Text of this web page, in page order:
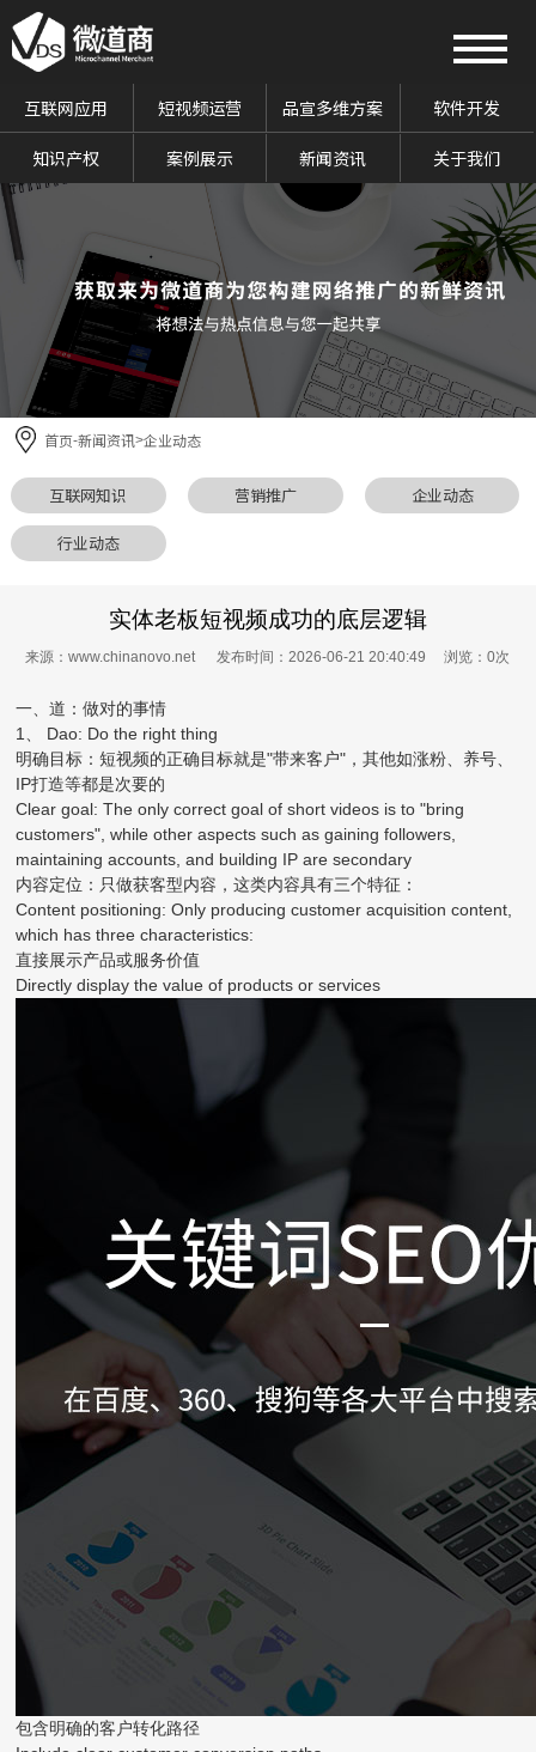
互联网应用 短视频运营 品宣多维方案 软件开发
知识产权 案例展示 新闻资讯 关于我们
首页-新闻资讯>企业动态
互联网知识 营销推广 企业动态
行业动态
实体老板短视频成功的底层逻辑
来源：www.chinanovo.net 发布时间：2026-06-21 20:40:49 浏览：0次
一、道：做对的事情
1、 Dao: Do the right thing
明确目标：短视频的正确目标就是"带来客户"，其他如涨粉、养号、
IP打造等都是次要的
Clear goal: The only correct goal of short videos is to "bring
customers", while other aspects such as gaining followers,
maintaining accounts, and building IP are secondary
内容定位：只做获客型内容，这类内容具有三个特征：
Content positioning: Only producing customer acquisition content,
which has three characteristics:
直接展示产品或服务价值
Directly display the value of products or services
包含明确的客户转化路径